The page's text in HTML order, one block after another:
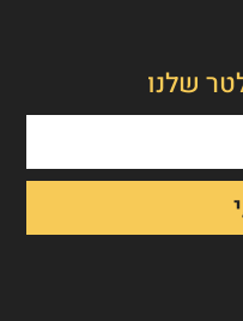
שלנו
היום?
סרטוני טסטמוניאלס -